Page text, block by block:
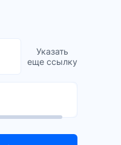
Указать
еще ссылку